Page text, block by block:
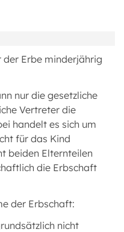
der Erbe minderjährig
nur die gesetzliche
Vertreter die
handelt es sich um
für das Kind
beiden Elternteilen
die Erbschaft
der Erbschaft:
nicht